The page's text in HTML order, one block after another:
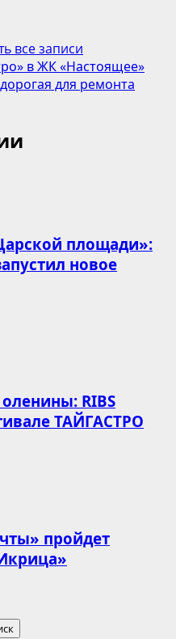
все записи
в ЖК «Настоящее»
для ремонта
площади»:
новое
RIBS
ТАЙГАСТРО
пройдет